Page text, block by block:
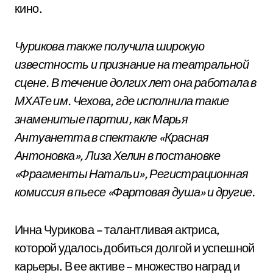
кино.
Чурикова также получила широкую
известность и признание на театральной
сцене. В течение долгих лет она работала в
МХАТе им. Чехова, где исполнила такие
знаменитые партии, как Марья
Антуанетта в спектакле «Красная
Антоновка», Лиза Хелин в постановке
«Фрагменты Натальи», Регистрационная
комиссия в пьесе «Фартовая душа» и другие.
Инна Чурикова – талантливая актриса,
которой удалось добиться долгой и успешной
карьеры. В ее активе – множество наград и